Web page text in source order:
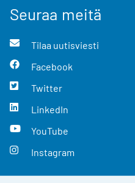
Seuraa meitä
Tilaa uutisviesti
Facebook
Twitter
LinkedIn
YouTube
Instagram